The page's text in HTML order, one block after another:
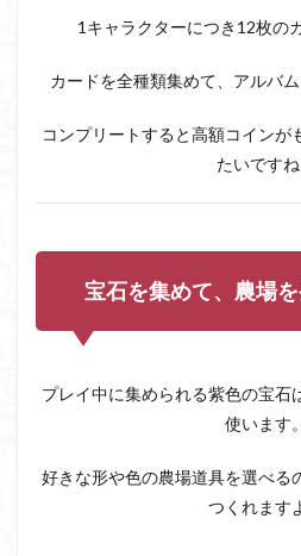
すべ
語だ
から
しに
らい
から
大量
のコ
が必
カー
1キャラクターにつき12枚の
カードを全種類集めて、アルバ
コンプリートすると高額コインが
たいですね
宝石を集めて、農場
プレイ中に集められる紫色の宝石
使います。
好きな形や色の農場道具を選べる
つくれます